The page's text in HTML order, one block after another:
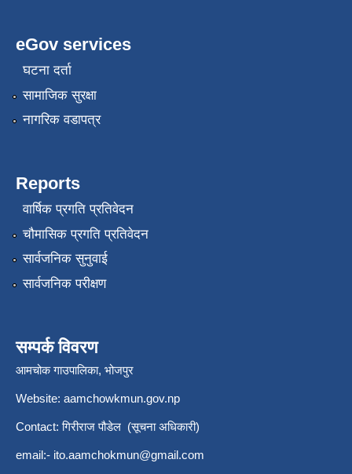
eGov services
घटना दर्ता
सामाजिक सुरक्षा
नागरिक वडापत्र
Reports
वार्षिक प्रगति प्रतिवेदन
चौमासिक प्रगति प्रतिवेदन
सार्वजनिक सुनुवाई
सार्वजनिक परीक्षण
सम्पर्क विवरण
आमचोक गाउपालिका, भोजपुर
Website: aamchowkmun.gov.np
Contact: गिरीराज पौडेल (सूचना अधिकारी)
email:- ito.aamchokmun@gmail.com